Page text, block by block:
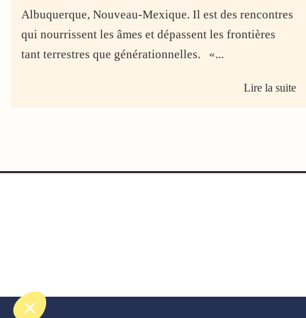
Albuquerque, Nouveau-Mexique. Il est des rencontres
qui nourrissent les âmes et dépassent les frontières
tant terrestres que générationnelles. «...
Lire la suite